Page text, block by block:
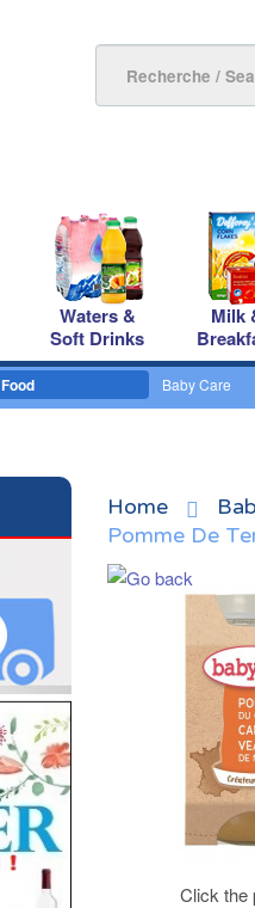
Waters &
Soft Drinks
Milk
Baby Care
Home
Pomme De
Click the